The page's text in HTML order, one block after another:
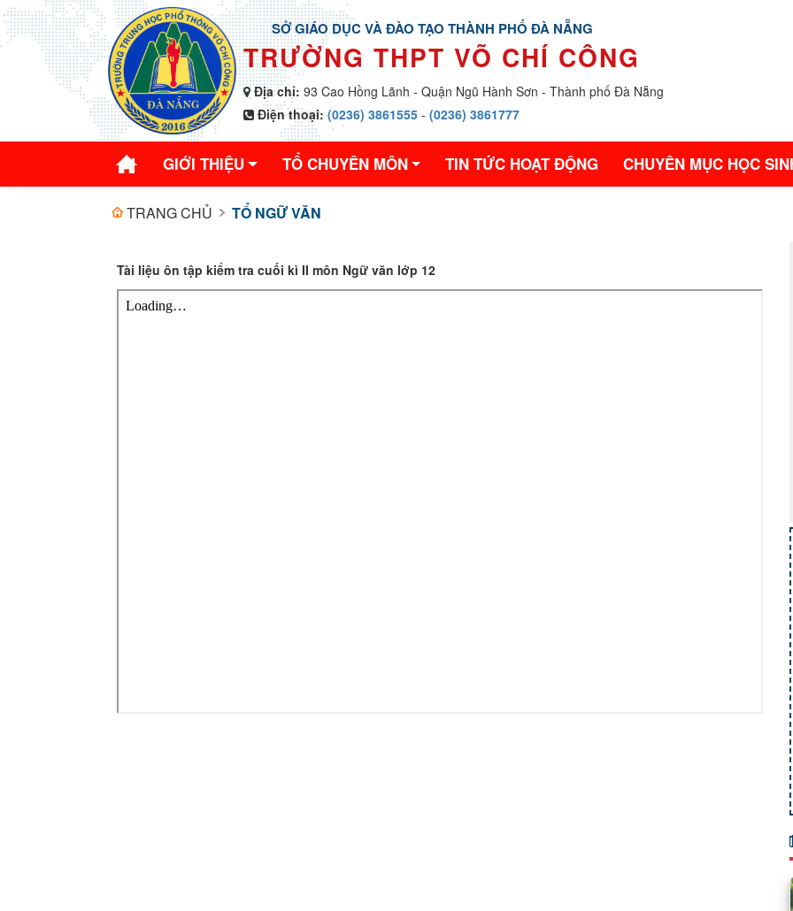
SỞ GIÁO DỤC VÀ ĐÀO TẠO THÀNH PHỐ ĐÀ NẴNG
TRƯỜNG THPT VÕ CHÍ CÔNG
Địa chỉ: 93 Cao Hồng Lãnh - Quận Ngũ Hành Sơn - Thành phố Đà Nẵng
Điện thoại:(0236) 3861555 - (0236) 3861777
GIỚI THIỆU TỔ CHUYÊN MÔN TIN TỨC HOẠT ĐỘNG CHUYÊN MỤC HỌC
TRANG CHỦ TỔ NGỮ VĂN
Tài liệu ôn tập kiểm tra cuối kì II môn Ngữ văn lớp 12